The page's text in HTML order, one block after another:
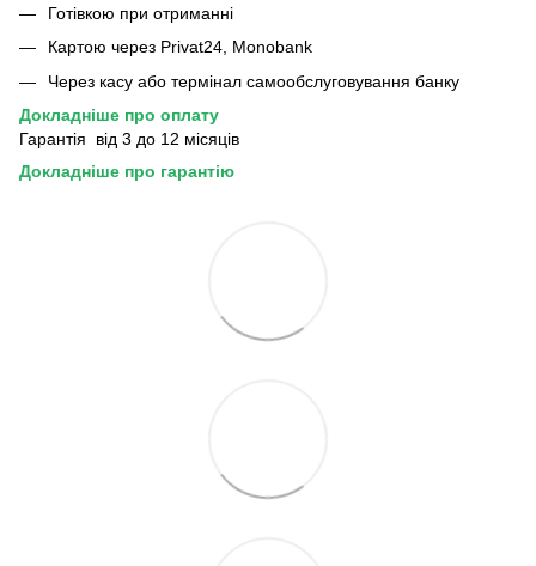
Готівкою при отриманні
Картою через Privat24, Monobank
Через касу або термінал самообслуговування банку
Докладніше про оплату
Гарантія від 3 до 12 місяців
Докладніше про гарантію